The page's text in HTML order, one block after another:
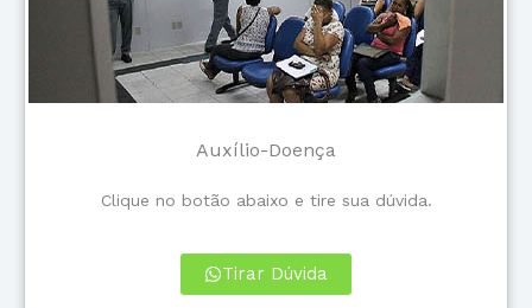
Auxílio-Doença
Clique no botão abaixo e tire sua dúvida.
Tirar Dúvida